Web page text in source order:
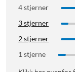
4 stjerner
3 stjerner
2 stjerner
1 stjerne